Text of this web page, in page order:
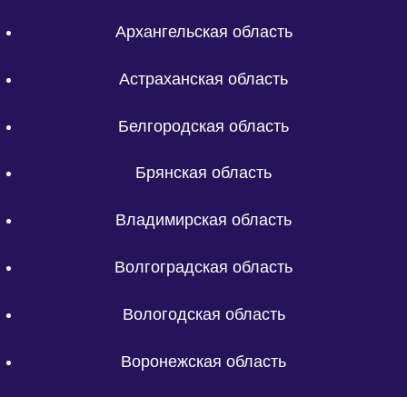
Архангельская область
Астраханская область
Белгородская область
Брянская область
Владимирская область
Волгоградская область
Вологодская область
Воронежская область